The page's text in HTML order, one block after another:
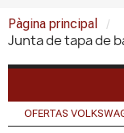
Pàgina principal
Junta de tapa de
OFERTAS